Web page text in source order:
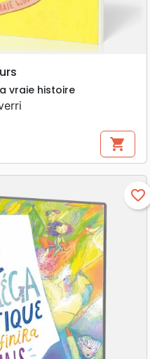
vraie histoire
shopping_cart
favorite_border